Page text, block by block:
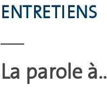
ENTRETIENS
La parole